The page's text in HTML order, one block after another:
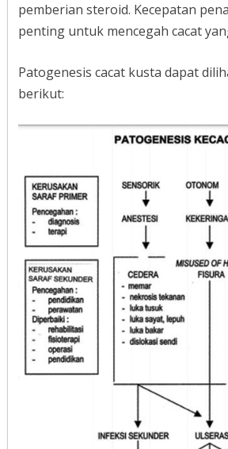
pemberian steroid. Kecepatan
penting untuk mencegah cacat
Patogenesis cacat kusta dapat
berikut: